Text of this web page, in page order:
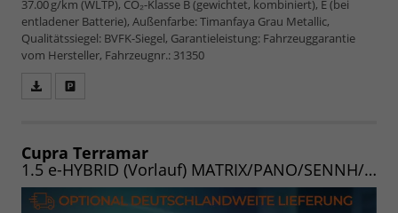
37.00 g/km (WLTP), CO₂-Klasse B (gewichtet, kombiniert), E (bei
entladener Batterie), Außenfarbe: Timanfaya Grau Metallic,
Qualitätssiegel: BVFK-Siegel, Garantieleistung: Fahrzeuggarantie
vom Hersteller, Fahrzeugnr.: 31350
speichern/drucken
Cupra Terramar
1.5 e-HYBRID (Vorlauf) MATRIX/PANO/SENNH/AHK/INTELLI/EDGE/WINTER/20"/UVM.